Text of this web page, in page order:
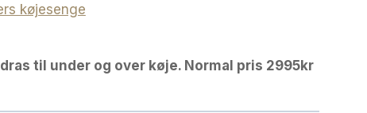
køjesenge
til under og over køje. Normal pris 2995kr